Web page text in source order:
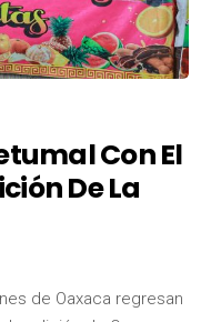
Con El
De La
de Oaxaca regresan